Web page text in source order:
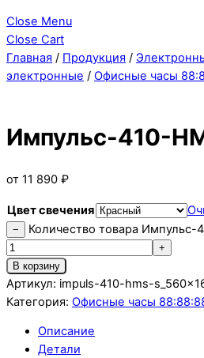
Close Menu
Close Cart
Главная / Продукция /
электронные / Офисные часы
Импульс-410-
от 11 890 ₽
Цвет свечения
− Количество товара Импульс-
+
В корзину
Артикул: impuls-410-hms-
Категория: Офисные часы
Описание
Детали